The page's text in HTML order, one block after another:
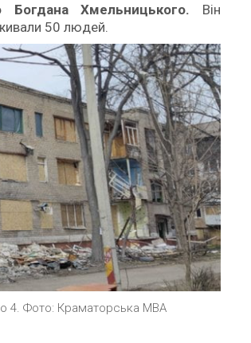
Хмельницького. Він
50 людей.
4. Фото: Краматорська МВА